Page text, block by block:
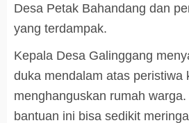
Desa Petak Bahandang dan
yang terdampak.
Kepala Desa Galinggang
duka mendalam atas peristiwa
menghanguskan rumah
bantuan ini bisa sedikit